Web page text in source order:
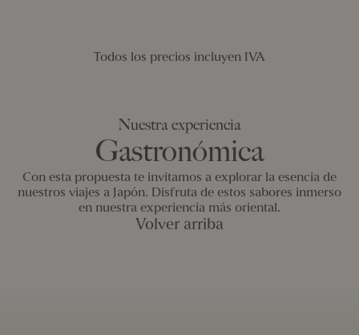
着信
Bienvenidos a Kioto
EDAMAMES
Alérgenos: 1, 6, 11
Vegano • Apto para embarazadas
Dulces edamames frescos salteados con togarashi,
ligeramente picantes.
Dos personasTres personas
NUGGETS DE POLLO
Alérgenos: 1 • Puede contener trazas: 2, 4, 7
Apto para embarazadas
HAMBURGUESA CON QUESO Y
PATATAS
Alérgenos: 1, 6, 7, 9 • Puede contener trazas: 2, 4
Adaptable Apto para embarazadas: Muy hecho
CROQUETAS DE PATO TERIYAKI (5
Alérgenos: 1, 3, 6, 7, 10, 11 • Puede contener trazas: 2, 4
6,9
Todos los precios incluyen IVA
Nuestra experiencia
Gastronómica
Con esta propuesta te invitamos a explorar la esencia de
nuestros viajes a Japón. Disfruta de estos sabores inmerso
en nuestra experiencia más oriental.
Volver arriba